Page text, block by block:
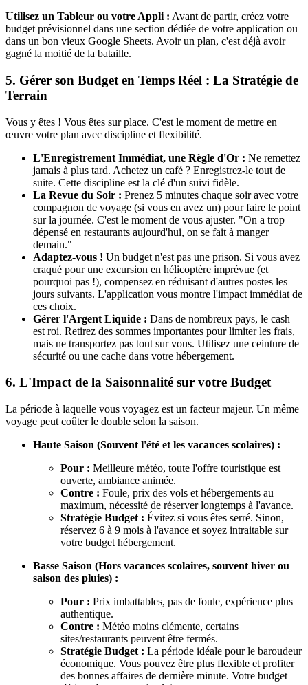
Utilisez un Tableur ou votre Appli : Avant de partir, créez votre
budget prévisionnel dans une section dédiée de votre application ou
dans un bon vieux Google Sheets. Avoir un plan, c'est déjà avoir
gagné la moitié de la bataille.
5. Gérer son Budget en Temps Réel : La Stratégie de
Terrain
Vous y êtes ! Vous êtes sur place. C'est le moment de mettre en
œuvre votre plan avec discipline et flexibilité.
L'Enregistrement Immédiat, une Règle d'Or : Ne remettez
jamais à plus tard. Achetez un café ? Enregistrez-le tout de
suite. Cette discipline est la clé d'un suivi fidèle.
La Revue du Soir : Prenez 5 minutes chaque soir avec votre
compagnon de voyage (si vous en avez un) pour faire le point
sur la journée. C'est le moment de vous ajuster. "On a trop
dépensé en restaurants aujourd'hui, on se fait à manger
demain."
Adaptez-vous ! Un budget n'est pas une prison. Si vous avez
craqué pour une excursion en hélicoptère imprévue (et
pourquoi pas !), compensez en réduisant d'autres postes les
jours suivants. L'application vous montre l'impact immédiat de
ces choix.
Gérer l'Argent Liquide : Dans de nombreux pays, le cash
est roi. Retirez des sommes importantes pour limiter les frais,
mais ne transportez pas tout sur vous. Utilisez une ceinture de
sécurité ou une cache dans votre hébergement.
6. L'Impact de la Saisonnalité sur votre Budget
La période à laquelle vous voyagez est un facteur majeur. Un même
voyage peut coûter le double selon la saison.
Haute Saison (Souvent l'été et les vacances scolaires) :
Pour : Meilleure météo, toute l'offre touristique est
ouverte, ambiance animée.
Contre : Foule, prix des vols et hébergements au
maximum, nécessité de réserver longtemps à l'avance.
Stratégie Budget : Évitez si vous êtes serré. Sinon,
réservez 6 à 9 mois à l'avance et soyez intraitable sur
votre budget hébergement.
Basse Saison (Hors vacances scolaires, souvent hiver ou
saison des pluies) :
Pour : Prix imbattables, pas de foule, expérience plus
authentique.
Contre : Météo moins clémente, certains
sites/restaurants peuvent être fermés.
Stratégie Budget : La période idéale pour le baroudeur
économique. Vous pouvez être plus flexible et profiter
des bonnes affaires de dernière minute. Votre budget